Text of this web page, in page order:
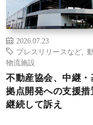
2026.07.23
プレスリリースなど
物流施設
不動産協会、中継・
拠点開発への支援措
継続して訴え